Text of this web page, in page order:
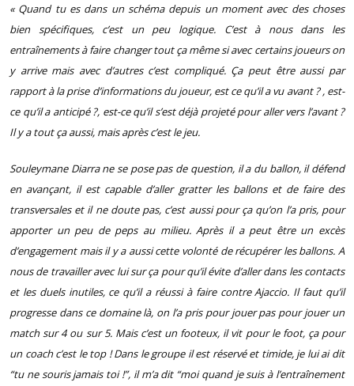
« Quand tu es dans un schéma depuis un moment avec des choses
bien spécifiques, c’est un peu logique. C’est à nous dans les
entraînements à faire changer tout ça même si avec certains joueurs on
y arrive mais avec d’autres c’est compliqué. Ça peut être aussi par
rapport à la prise d’informations du joueur, est ce qu’il a vu avant ? , est-
ce qu’il a anticipé ?, est-ce qu’il s’est déjà projeté pour aller vers l’avant ?
Il y a tout ça aussi, mais après c’est le jeu.
Souleymane Diarra ne se pose pas de question, il a du ballon, il défend
en avançant, il est capable d’aller gratter les ballons et de faire des
transversales et il ne doute pas, c’est aussi pour ça qu’on l’a pris, pour
apporter un peu de peps au milieu. Après il a peut être un excès
d’engagement mais il y a aussi cette volonté de récupérer les ballons. A
nous de travailler avec lui sur ça pour qu’il évite d’aller dans les contacts
et les duels inutiles, ce qu’il a réussi à faire contre Ajaccio. Il faut qu’il
progresse dans ce domaine là, on l’a pris pour jouer pas pour jouer un
match sur 4 ou sur 5. Mais c’est un footeux, il vit pour le foot, ça pour
un coach c’est le top ! Dans le groupe il est réservé et timide, je lui ai dit
“tu ne souris jamais toi !”, il m’a dit “moi quand je suis à l’entraînement